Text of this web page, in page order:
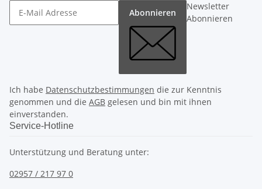
Abonnieren
Newsletter
Abonnieren
Ich habe Datenschutzbestimmungen die zur Kenntnis
genommen und die AGB gelesen und bin mit ihnen
einverstanden.
Service-Hotline
Unterstützung und Beratung unter:
02957 / 217 97 0